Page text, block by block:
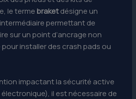
le termebraketdésigne un
permettant de
sur un point d’ancrage non
pour installer des crash pads ou
impactant la sécurité active
il est nécessaire de